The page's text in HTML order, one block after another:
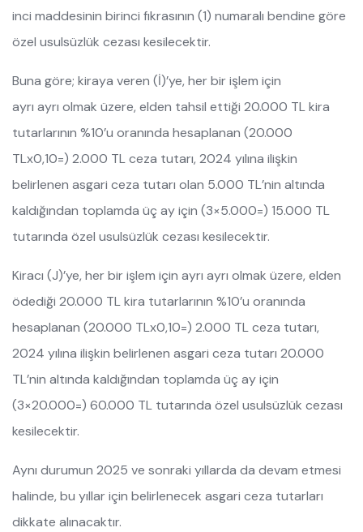
inci maddesinin birinci fıkrasının (1) numaralı bendine göre
özel usulsüzlük cezası kesilecektir.
Buna göre; kiraya veren (İ)’ye, her bir işlem için
ayrı ayrı olmak üzere, elden tahsil ettiği 20.000 TL kira
tutarlarının %10’u oranında hesaplanan (20.000
TLx0,10=) 2.000 TL ceza tutarı, 2024 yılına ilişkin
belirlenen asgari ceza tutarı olan 5.000 TL’nin altında
kaldığından toplamda üç ay için (3×5.000=) 15.000 TL
tutarında özel usulsüzlük cezası kesilecektir.
Kiracı (J)’ye, her bir işlem için ayrı ayrı olmak üzere, elden
ödediği 20.000 TL kira tutarlarının %10’u oranında
hesaplanan (20.000 TLx0,10=) 2.000 TL ceza tutarı,
2024 yılına ilişkin belirlenen asgari ceza tutarı 20.000
TL’nin altında kaldığından toplamda üç ay için
(3×20.000=) 60.000 TL tutarında özel usulsüzlük cezası
kesilecektir.
Aynı durumun 2025 ve sonraki yıllarda da devam etmesi
halinde, bu yıllar için belirlenecek asgari ceza tutarları
dikkate alınacaktır.